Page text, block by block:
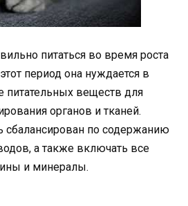
питаться во время роста
период она нуждается в
питательных веществ для
органов и тканей.
по содержанию
а также включать все
и минералы.